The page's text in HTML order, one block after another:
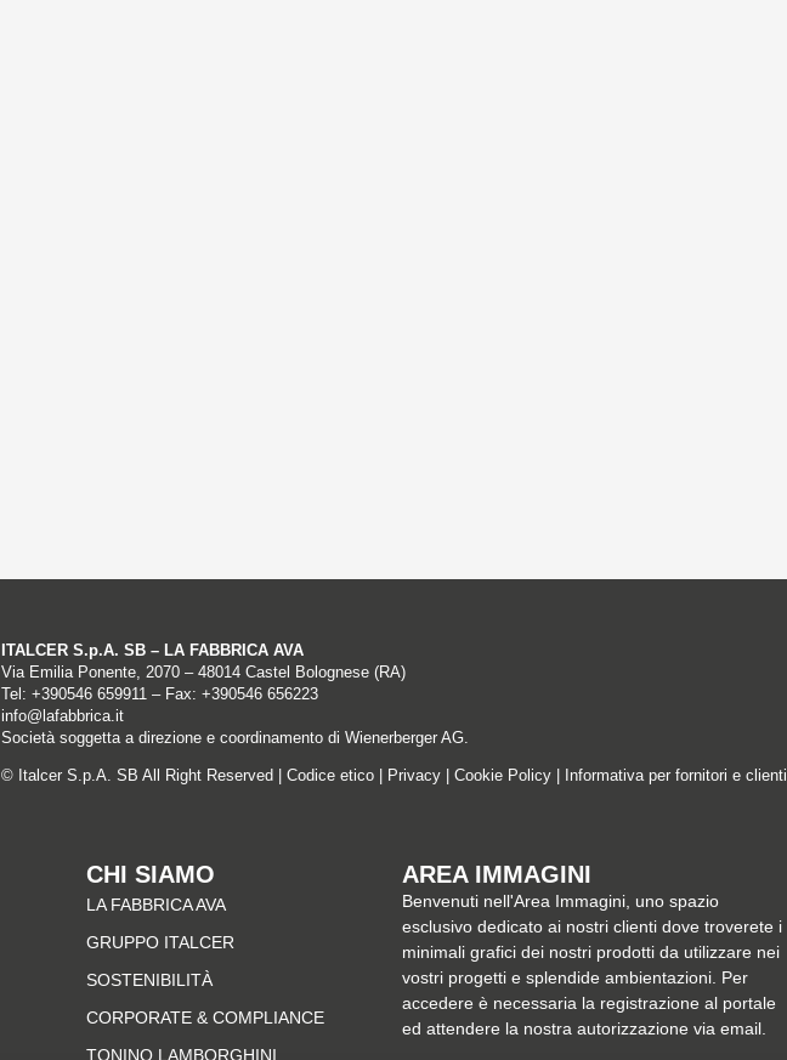
ITALCER S.p.A. SB – LA FABBRICA AVA
Via Emilia Ponente, 2070 – 48014 Castel Bolognese (RA)
Tel: +390546 659911– Fax: +390546 656223
info@lafabbrica.it
Società soggetta a direzione e coordinamento di Wienerberger AG.
© Italcer S.p.A. SB All Right Reserved | Codice etico| Privacy| Cookie Policy| Informativa per fornitori e clienti
CHI SIAMO
LA FABBRICA AVA
GRUPPO ITALCER
SOSTENIBILITÀ
CORPORATE & COMPLIANCE
TONINO LAMBORGHINI
AREA IMMAGINI
Benvenuti nell'Area Immagini, uno spazio
esclusivo dedicato ai nostri clienti dove troverete i
minimali grafici dei nostri prodotti da utilizzare nei
vostri progetti e splendide ambientazioni. Per
accedere è necessaria la registrazione al portale
ed attendere la nostra autorizzazione via email.